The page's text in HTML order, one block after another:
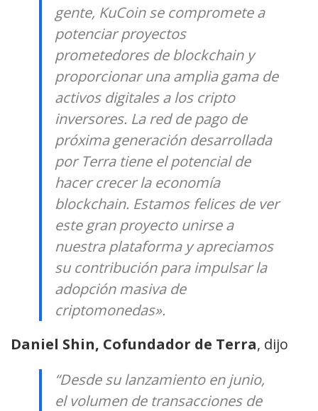
gente, KuCoin se compromete a
potenciar proyectos
prometedores de blockchain y
proporcionar una amplia gama de
activos digitales a los cripto
inversores. La red de pago de
próxima generación desarrollada
por Terra tiene el potencial de
hacer crecer la economía
blockchain. Estamos felices de ver
este gran proyecto unirse a
nuestra plataforma y apreciamos
su contribución para impulsar la
adopción masiva de
criptomonedas».
Daniel Shin, Cofundador de Terra, dijo
“Desde su lanzamiento en junio,
el volumen de transacciones de